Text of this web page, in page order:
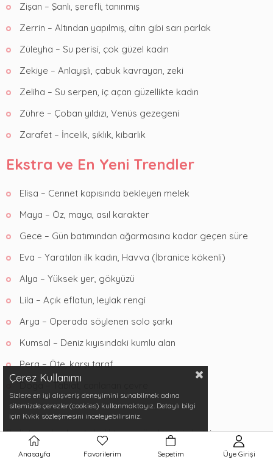
Zişan – Şanlı, şerefli, tanınmış
Zerrin – Altından yapılmış, altın gibi sarı parlak
Züleyha – Su perisi, çok güzel kadın
Zekiye – Anlayışlı, çabuk kavrayan, zeki
Zeliha – Su serpen, iç açan güzellikte kadın
Zühre – Çoban yıldızı, Venüs gezegeni
Zarafet – İncelik, şıklık, kibarlık
Ekstra ve En Yeni Trendler
Elisa – Cennet kapısında bekleyen melek
Maya – Öz, maya, asıl karakter
Gece – Gün batımından ağarmasına kadar geçen süre
Eva – Yaratılan ilk kadın, Havva (İbranice kökenli)
Alya – Yüksek yer, gökyüzü
Lila – Açık eflatun, leylak rengi
Arya – Operada söylenen solo şarkı
Kumsal – Deniz kıyısındaki kumlu alan
Pera – Öte, karşı taraf
Doğa – Tabiat, canlanan çevre
Bu liste, anlamlarıyla birlikte en güzel kız isimlerini
keşfetmenize yardımcı olurken,
havalı kız isimleri
Çerez Kullanımı
Sizlere en iyi alışveriş deneyimini sunabilmek adına
sitemizde çerezler(cookies) kullanmaktayız. Detaylı bilgi
için Kvkk sözleşmesini inceleyebilirsiniz.
Anasayfa Favorilerim Sepetim Üye Girişi